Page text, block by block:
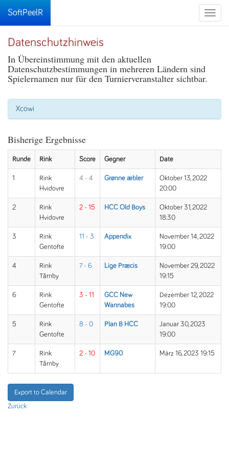
Toggle
SoftPeelR
Datenschutzhinweis
In Übereinstimmung mit den aktuellen
Datenschutzbestimmungen in mehreren Ländern sind
Spielernamen nur für den Turnierveranstalter sichtbar.
Xcowi
Bisherige Ergebnisse
Runde Rink Score Gegner Date
1
Rink
Hvidovre
4 - 4 Grønne æbler
Oktober 13, 2022
20:00
2
Rink
Hvidovre
2 - 15 HCC Old Boys
Oktober 31, 2022
18:30
3
Rink
Gentofte
11 - 3 Appendix
November 14, 2022
19:00
4
Rink
Tårnby
7 - 6 Lige Præcis
November 29, 2022
19:15
6
Rink
Gentofte
3 - 11
GCC New
Wannabes
Dezember 12, 2022
19:00
5
Rink
Gentofte
8 - 0 Plan B HCC
Januar 30, 2023
19:00
7
Rink
Tårnby
2 - 10 MG90 März 16, 2023 19:15
Export to Calendar
Zurück